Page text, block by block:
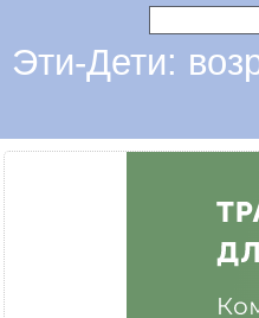
Эти-Дети: